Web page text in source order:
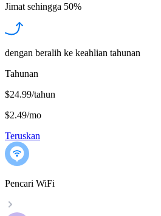
Jimat sehingga 50%
dengan beralih ke keahlian tahunan
Tahunan
$24.99/tahun
$2.49/mo
Teruskan
Pencari WiFi